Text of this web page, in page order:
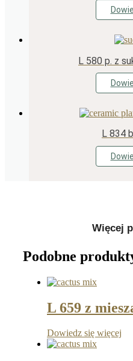
L 580 p. z
L 834
Więcej
Podobne
L 659 z
Dowiedz się więcej